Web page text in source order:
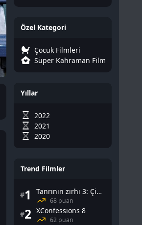
Özel Kategori
Çocuk Filmleri
Süper Kahraman Filmleri
Yıllar
2022
2021
2020
Trend Filmler
#1 Tanrının zırhı 3: Çin Falı
68 puan
#2 XConfessions 8
62 puan